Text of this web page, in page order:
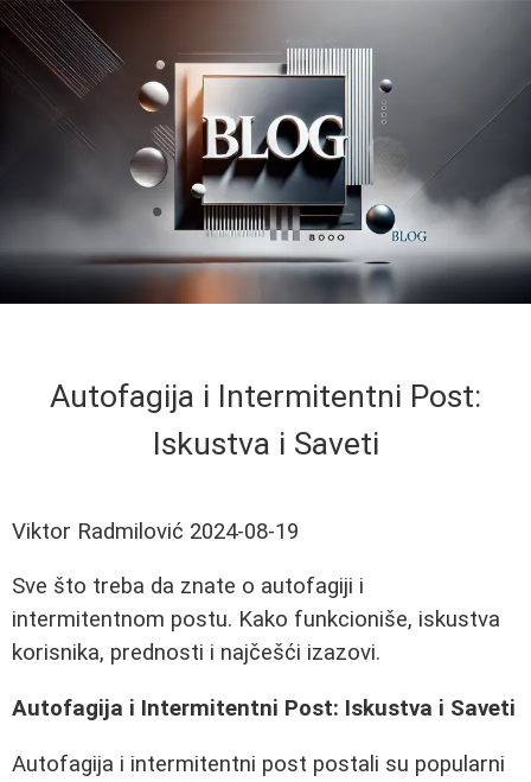
Autofagija i Intermitentni Post:
Iskustva i Saveti
Viktor Radmilović 2024-08-19
Sve što treba da znate o autofagiji i
intermitentnom postu. Kako funkcioniše, iskustva
korisnika, prednosti i najčešći izazovi.
Autofagija i Intermitentni Post: Iskustva i Saveti
Autofagija i intermitentni post postali su popularni